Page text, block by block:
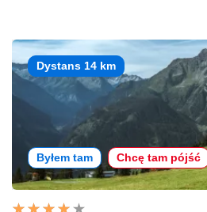
Dystans 14 km
Byłem tam Chcę tam pójść